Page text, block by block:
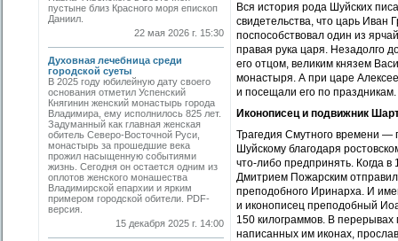
пустыне близ Красного моря епископ
Даниил.
22 мая 2026 г. 15:30
Духовная лечебница среди
городской суеты
В 2025 году юбилейную дату своего
основания отметил Успенский
Княгинин женский монастырь города
Владимира, ему исполнилось 825 лет.
Задуманный как главная женская
обитель Северо-Восточной Руси,
монастырь за прошедшие века
прожил насыщенную событиями
жизнь. Сегодня он остается одним из
оплотов женского монашества
Владимирской епархии и ярким
примером городской обители. PDF-
версия.
15 декабря 2025 г. 14:00
Вся история рода Шуйских
свидетельства, что царь Иван
поспособствовал один из
правая рука царя. Незадолго
его отцом, великим князем
монастыря. А при царе
и посещали его по
Иконописец и подвижник
Трагедия Смутного времени —
Шуйскому благодаря
что-либо предпринять. Когда
Дмитрием Пожарским
преподобного Иринарха. И
и иконописец преподобный
150 килограммов. В
написанных им иконах,